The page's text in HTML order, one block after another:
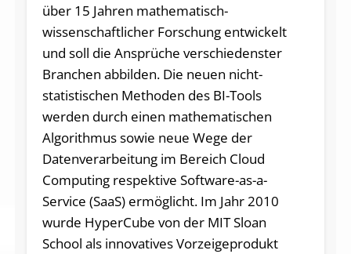
über 15 Jahren mathematisch-
wissenschaftlicher Forschung entwickelt
und soll die Ansprüche verschiedenster
Branchen abbilden. Die neuen nicht-
statistischen Methoden des BI-Tools
werden durch einen mathematischen
Algorithmus sowie neue Wege der
Datenverarbeitung im Bereich Cloud
Computing respektive Software-as-a-
Service (SaaS) ermöglicht. Im Jahr 2010
wurde HyperCube von der MIT Sloan
School als innovatives Vorzeigeprodukt